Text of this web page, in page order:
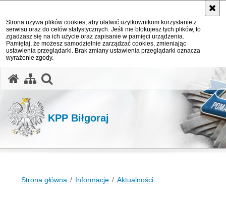
Strona używa plików cookies, aby ułatwić użytkownikom korzystanie z
serwisu oraz do celów statystycznych. Jeśli nie blokujesz tych plików, to
zgadzasz się na ich użycie oraz zapisanie w pamięci urządzenia.
Pamiętaj, że możesz samodzielnie zarządzać cookies, zmieniając
ustawienia przeglądarki. Brak zmiany ustawienia przeglądarki oznacza
wyrażenie zgody.
KPP Biłgoraj
Strona główna Informacje Aktualności